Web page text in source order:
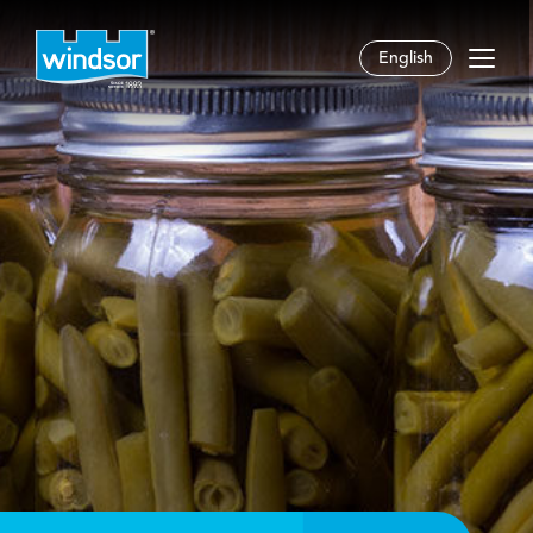
English